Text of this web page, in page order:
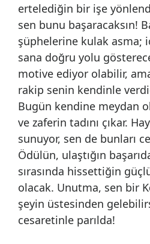
ertelediğin bir işe
sen bunu başaracaksın!
şüphelerine kulak asma;
sana doğru yolu
motive ediyor olabilir,
rakip senin kendinle
Bugün kendine meydan
ve zaferin tadını çıkar.
sunuyor, sen de bunları
Ödülün, ulaştığın
sırasında hissettiğin
olacak. Unutma, sen bir
şeyin üstesinden
cesaretinle parılda!